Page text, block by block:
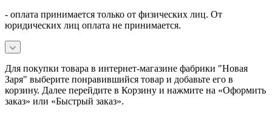
- оплата принимается только от физических лиц. От
юридических лиц оплата не принимается.
Для покупки товара в интернет-магазине фабрики "Новая
Заря" выберите понравившийся товар и добавьте его в
корзину. Далее перейдите в Корзину и нажмите на «Оформить
заказ» или «Быстрый заказ».